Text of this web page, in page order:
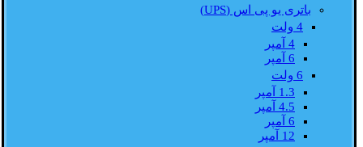
باتری یو پی اس (UPS)
4 ولت
4 آمپر
6 آمپر
6 ولت
1.3 آمپر
4.5 آمپر
6 آمپر
12 آمپر